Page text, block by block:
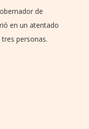
de
en un atentado
personas.